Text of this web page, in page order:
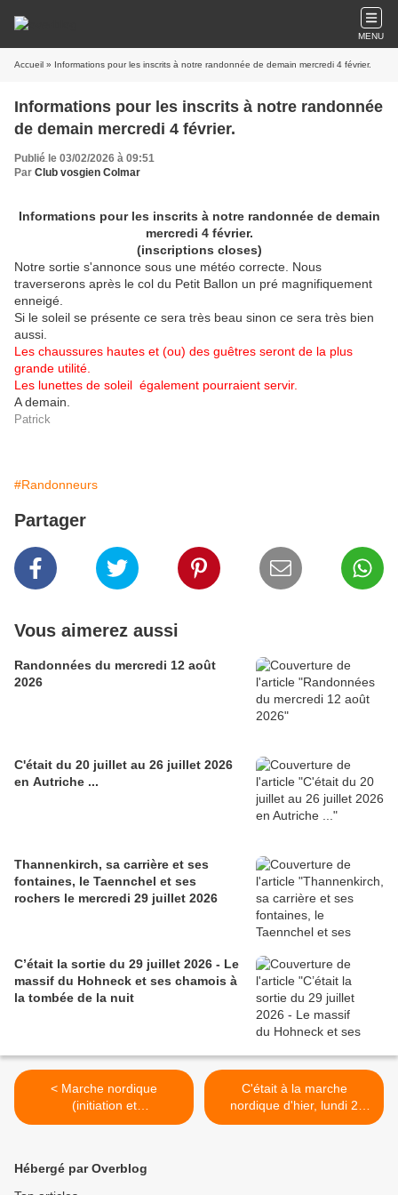
MENU
Accueil » Informations pour les inscrits à notre randonnée de demain mercredi 4 février.
Informations pour les inscrits à notre randonnée
de demain mercredi 4 février.
Publié le 03/02/2026 à 09:51
Par Club vosgien Colmar
Informations pour les inscrits à notre randonnée de demain
mercredi 4 février.
(inscriptions closes)
Notre sortie s'annonce sous une météo correcte. Nous
traverserons après le col du Petit Ballon un pré magnifiquement
enneigé.
Si le soleil se présente ce sera très beau sinon ce sera très bien
aussi.
Les chaussures hautes et (ou) des guêtres seront de la plus
grande utilité.
Les lunettes de soleil également pourraient servir.
A demain.
Patrick
#Randonneurs
Partager
Vous aimerez aussi
Randonnées du mercredi 12 août
2026
C'était du 20 juillet au 26 juillet 2026
en Autriche ...
Thannenkirch, sa carrière et ses
fontaines, le Taennchel et ses
rochers le mercredi 29 juillet 2026
C’était la sortie du 29 juillet 2026 - Le
massif du Hohneck et ses chamois à
la tombée de la nuit
< Marche nordique
(initiation et
perfectionnement), lundi 9
C'était à la marche
nordique d'hier, lundi 2
Février 2026 >
Hébergé par Overblog